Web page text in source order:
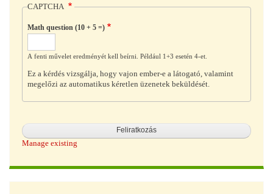
CAPTCHA
Math question (10 + 5 =)
A fenti művelet eredményét kell beírni. Például 1+3 esetén 4-et.
Ez a kérdés vizsgálja, hogy vajon ember-e a látogató, valamint
megelőzi az automatikus kéretlen üzenetek beküldését.
Manage existing